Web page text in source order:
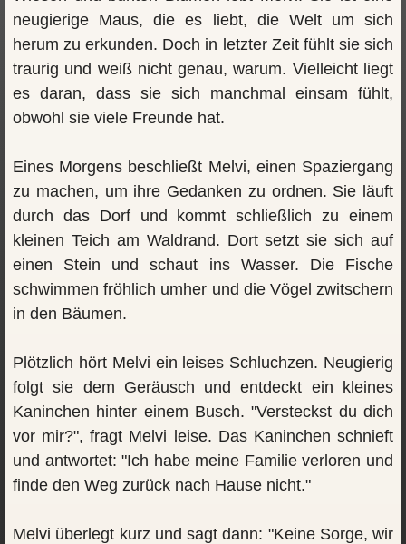
neugierige Maus, die es liebt, die Welt um sich
herum zu erkunden. Doch in letzter Zeit fühlt sie sich
traurig und weiß nicht genau, warum. Vielleicht liegt
es daran, dass sie sich manchmal einsam fühlt,
obwohl sie viele Freunde hat.
Eines Morgens beschließt Melvi, einen Spaziergang
zu machen, um ihre Gedanken zu ordnen. Sie läuft
durch das Dorf und kommt schließlich zu einem
kleinen Teich am Waldrand. Dort setzt sie sich auf
einen Stein und schaut ins Wasser. Die Fische
schwimmen fröhlich umher und die Vögel zwitschern
in den Bäumen.
Plötzlich hört Melvi ein leises Schluchzen. Neugierig
folgt sie dem Geräusch und entdeckt ein kleines
Kaninchen hinter einem Busch. "Versteckst du dich
vor mir?", fragt Melvi leise. Das Kaninchen schnieft
und antwortet: "Ich habe meine Familie verloren und
finde den Weg zurück nach Hause nicht."
Melvi überlegt kurz und sagt dann: "Keine Sorge, wir